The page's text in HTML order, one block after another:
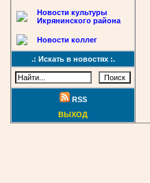
Новости культуры
Икрянинского района
Новости коллег
.: Искать в новостях :.
RSS
ВЫХОД